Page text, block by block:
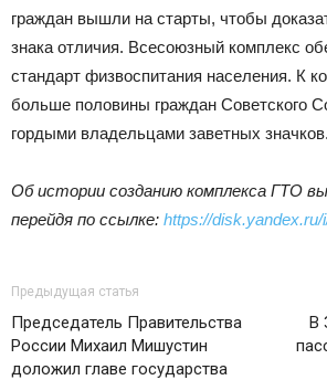
граждан вышли на старты, чтобы
знака отличия. Всесоюзный комплекс
стандарт физвоспитания населения. К
больше половины граждан Советского
гордыми владельцами заветных значков.
Об истории созданию комплекса ГТО
перейдя по ссылке: https://
Предыдущая статья
Председатель Правительства
России Михаил Мишустин
доложил главе государства
В